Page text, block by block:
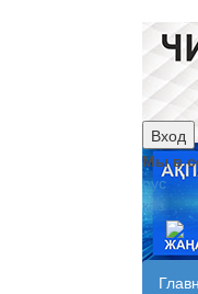
Вход
Мы в
рус
каз